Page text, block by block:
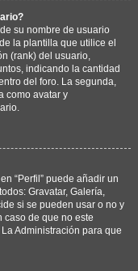
su nombre de usuario
la plantilla que utilice el
(rank) del usuario,
indicando la cantidad
del foro. La segunda,
como avatar y
“Perfil” puede añadir un
Gravatar, Galería,
si se pueden usar o no y
caso de que no este
Administración para que